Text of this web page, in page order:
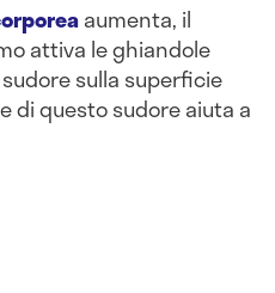
aumenta, il
attiva le ghiandole
sulla superficie
di questo sudore aiuta a